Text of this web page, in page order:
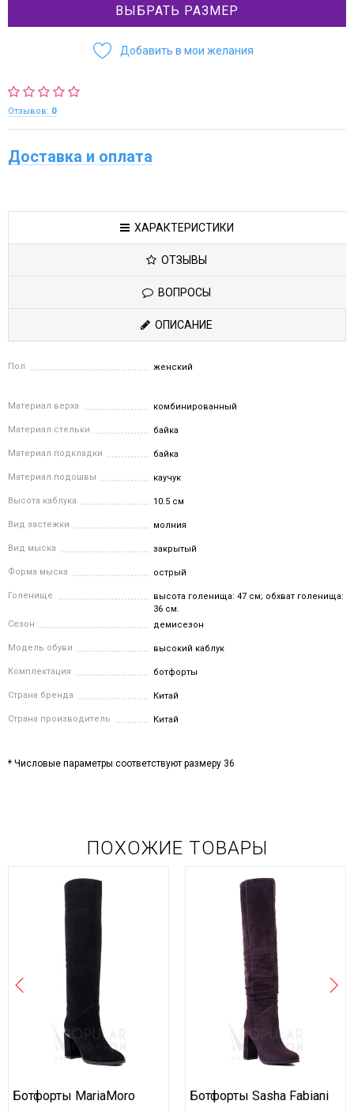
ВЫБРАТЬ РАЗМЕР
Добавить в мои желания
Отзывов: 0
Доставка и оплата
ХАРАКТЕРИСТИКИ
ОТЗЫВЫ
ВОПРОСЫ
ОПИСАНИЕ
Пол женский
Материал верха комбинированный
Материал стельки байка
Материал подкладки байка
Материал подошвы каучук
Высота каблука 10.5 см
Вид застежки молния
Вид мыска закрытый
Форма мыска острый
Голенище
высота голенища: 47 см; обхват голенища:
36 см.
Сезон
демисезон
Модель обуви высокий каблук
Комплектация ботфорты
Страна бренда Китай
Страна производитель Китай
* Числовые параметры соответствуют размеру 36
ПОХОЖИЕ ТОВАРЫ
Ботфорты MariaMoro Ботфорты Sasha Fabiani